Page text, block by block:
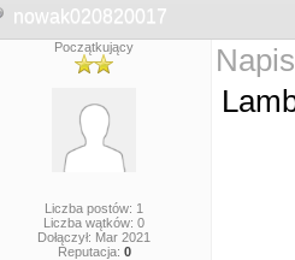
nowak020820017
Początkujący
Liczba postów: 1
Liczba wątków: 0
Dołączył: Mar 2021
Reputacja: 0